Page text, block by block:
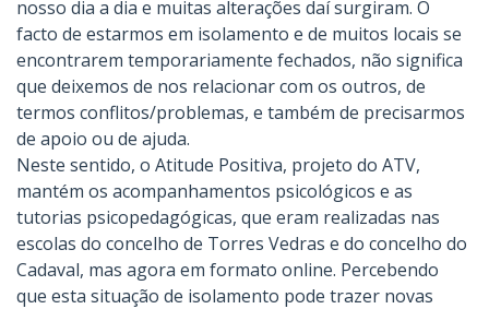
nosso dia a dia e muitas alterações daí surgiram. O
facto de estarmos em isolamento e de muitos locais se
encontrarem temporariamente fechados, não significa
que deixemos de nos relacionar com os outros, de
termos conflitos/problemas, e também de precisarmos
de apoio ou de ajuda.
Neste sentido, o Atitude Positiva, projeto do ATV,
mantém os acompanhamentos psicológicos e as
tutorias psicopedagógicas, que eram realizadas nas
escolas do concelho de Torres Vedras e do concelho do
Cadaval, mas agora em formato online. Percebendo
que esta situação de isolamento pode trazer novas